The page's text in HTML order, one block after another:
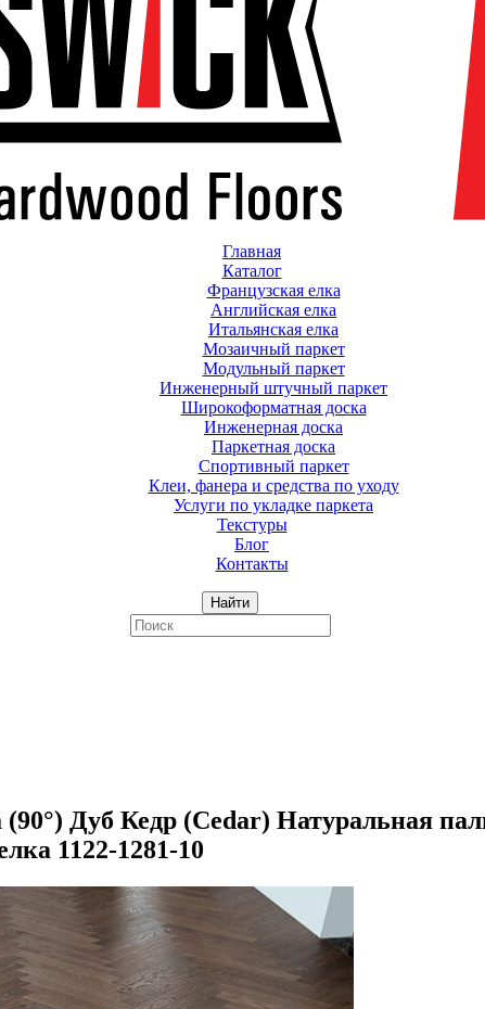
Главная
Каталог
Французская елка
Английская елка
Итальянская елка
Мозаичный паркет
Модульный паркет
Инженерный штучный паркет
Широкоформатная доска
Инженерная доска
Паркетная доска
Спортивный паркет
Клеи, фанера и средства по уходу
Услуги по укладке паркета
Текстуры
Блог
Контакты
Найти
Дуб Кедр (Cedar) Натуральная
1122-1281-10